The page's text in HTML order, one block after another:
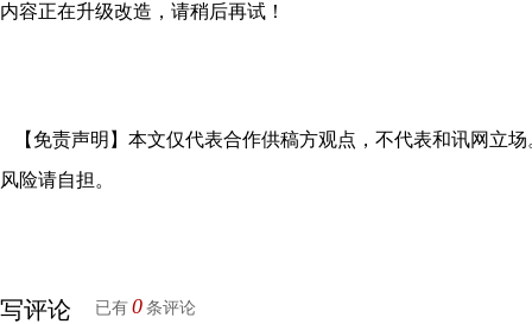
内容正在升级改造，请稍后再试！
【免责声明】本文仅代表合作供稿方观点，不代表和讯网立
风险请自担。
写评论 已有 0 条评论